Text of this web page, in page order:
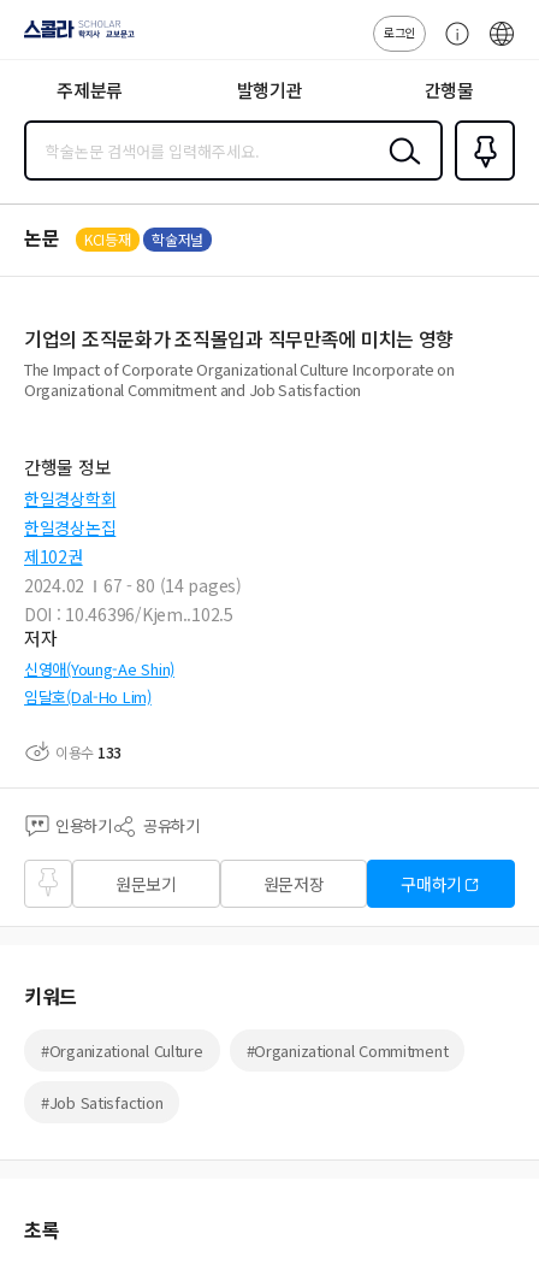
지사·교보문고
로그인
센
주제분류 발행기관 간행물
검색
즐겨찾
기0
논문 KCI등재 학술저널
기업의 조직문화가 조직몰입과 직무만족에 미치는 영향
The Impact of Corporate Organizational Culture Incorporate on
Organizational Commitment and Job Satisfaction
간행물 정보
한일경상학회
한일경상논집
제102권
2024.02
67 - 80 (14 pages)
DOI : 10.46396/Kjem..102.5
저자
신영애(Young-Ae Shin)
임달호(Dal-Ho Lim)
이용수 133
인용하기 공유하기
즐겨
찾기
원문보기 원문저장 구매하기
키워드
#Organizational Culture #Organizational Commitment
#Job Satisfaction
초록